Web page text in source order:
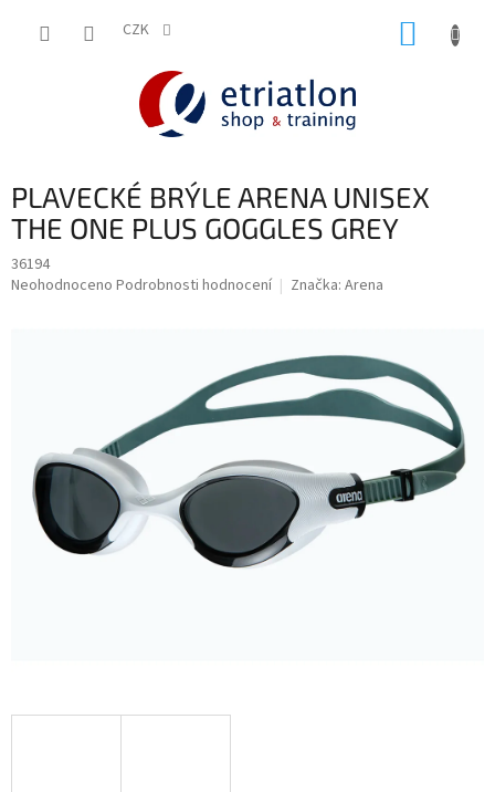
CZK
PLAVECKÉ BRÝLE ARENA UNISEX
THE ONE PLUS GOGGLES GREY
36194
Průměrné
Neohodnoceno Podrobnosti hodnocení Značka: Arena
shop.etriatlon.cz - Chat